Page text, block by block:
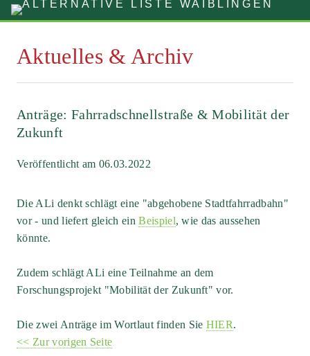
Aktuelles & Archiv
Anträge: Fahrradschnellstraße & Mobilität der
Zukunft
Veröffentlicht am 06.03.2022
Die ALi denkt schlägt eine "abgehobene Stadtfahrradbahn"
vor - und liefert gleich einBeispiel, wie das aussehen
könnte.
Zudem schlägt ALi eine Teilnahme an dem
Forschungsprojekt "Mobilität der Zukunft" vor.
Die zwei Anträge im Wortlaut finden Sie HIER.
<< Zur vorigen Seite